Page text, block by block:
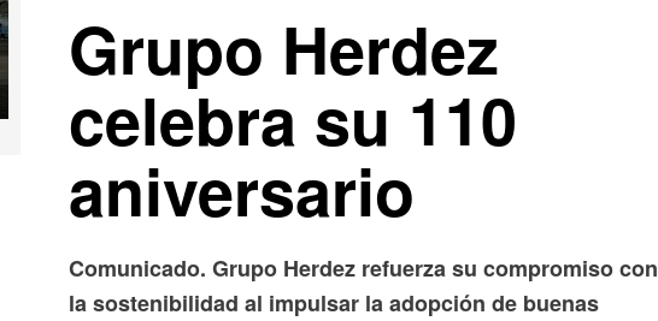
Grupo Herdez
celebra su 110
aniversario
Comunicado. Grupo Herdez refuerza su compromiso con
la sostenibilidad al impulsar la adopción de buenas